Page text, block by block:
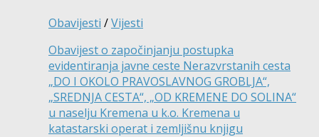
Obavijesti /Vijesti
Obavijest o započinjanju postupka
evidentiranja javne ceste Nerazvrstanih cesta
„DO I OKOLO PRAVOSLAVNOG GROBLJA“,
„SREDNJA CESTA“, „OD KREMENE DO SOLINA“
u naselju Kremena u k.o. Kremena u
katastarski operat i zemljišnu knjigu